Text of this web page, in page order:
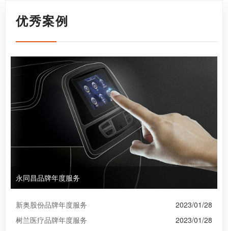
优秀案例
永同昌品牌年度服务
2023/01/28
新奥股份品牌年度服务
2023/01/28
树兰医疗品牌年度服务